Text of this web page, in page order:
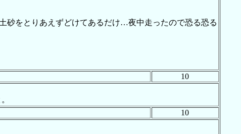
砂をとりあえずどけてあるだけ…夜中走ったので恐る恐る
10
10